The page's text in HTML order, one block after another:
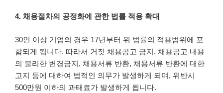
4. 채용절차의 공정화에 관한 법률 적용 확대
30인 이상 기업의 경우 17년부터 위 법률의 적용범위에 포
함되게 됩니다. 따라서 거짓 채용공고 금지, 채용공고 내용
의 불리한 변경금지, 채용서류 반환, 채용서류 반환에 대한
고지 등에 대하여 법적인 의무가 발생하게 되며, 위반시
500만원 이하의 과태료가 발생하게 됩니다.